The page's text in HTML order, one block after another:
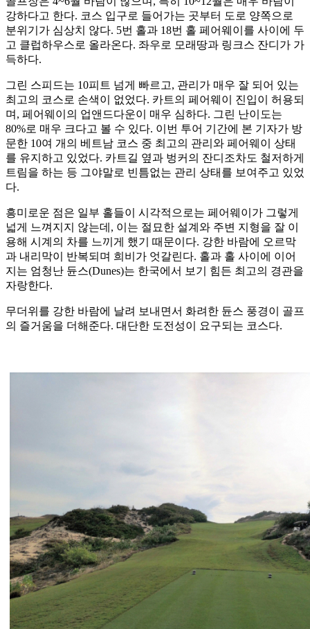
강하다고 한다. 코스 입구로 들어가는 곳부터 도로 양쪽으로
분위기가 심상치 않다. 5번 홀과 18번 홀 페어웨이를 사이에 두
고 클럽하우스로 올라온다. 좌우로 모래땅과 링크스 잔디가 가
득하다.
그린 스피드는 10피트 넘게 빠르고, 관리가 매우 잘 되어 있는
최고의 코스로 손색이 없었다. 카트의 페어웨이 진입이 허용되
며, 페어웨이의 업앤드다운이 매우 심하다. 그린 난이도는
80%로 매우 크다고 볼 수 있다. 이번 투어 기간에 본 기자가 방
문한 10여 개의 베트남 코스 중 최고의 관리와 페어웨이 상태
를 유지하고 있었다. 카트길 옆과 벙커의 잔디조차도 철저하게
트림을 하는 등 그야말로 빈틈없는 관리 상태를 보여주고 있었
다.
흥미로운 점은 일부 홀들이 시각적으로는 페어웨이가 그렇게
넓게 느껴지지 않는데, 이는 절묘한 설계와 주변 지형을 잘 이
용해 시계의 차를 느끼게 했기 때문이다. 강한 바람에 오르막
과 내리막이 반복되며 희비가 엇갈린다. 홀과 홀 사이에 이어
지는 엄청난 듄스(Dunes)는 한국에서 보기 힘든 최고의 경관을
자랑한다.
무더위를 강한 바람에 날려 보내면서 화려한 듄스 풍경이 골프
의 즐거움을 더해준다. 대단한 도전성이 요구되는 코스다.